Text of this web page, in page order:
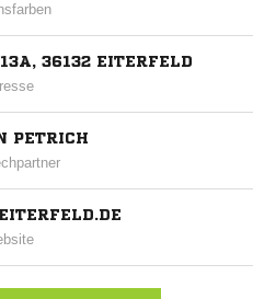
36132 EITERFELD
PETRICH